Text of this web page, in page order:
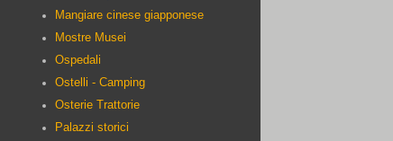
Mangiare cinese giapponese
Mostre Musei
Ospedali
Ostelli - Camping
Osterie Trattorie
Palazzi storici